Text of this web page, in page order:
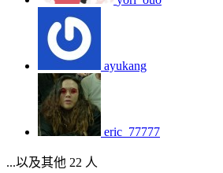
ayukang
eric_77777
...以及其他 22 人